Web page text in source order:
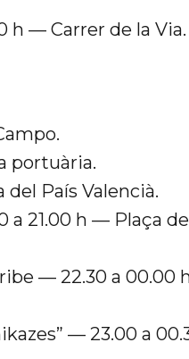
h — Carrer de la Via.
portuària.
País Valencià.
a 21.00 h — Plaça de
— 22.30 a 00.00
— 23.00 a